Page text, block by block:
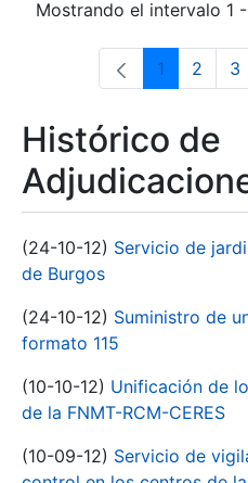
Mostrando el intervalo 1
Página
1 Página
2 3
Histórico de
(24-10-12) Servicio de
de Burgos
(24-10-12) Suministro de
formato 115
(10-10-12) Unificación de
de la FNMT-RCM-CERES
(10-09-12) Servicio de